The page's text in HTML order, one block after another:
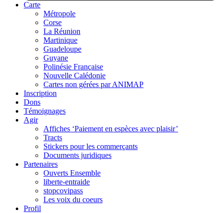
Carte
Métropole
Corse
La Réunion
Martinique
Guadeloupe
Guyane
Polinésie Française
Nouvelle Calédonie
Cartes non gérées par ANIMAP
Inscription
Dons
Témoignages
Agir
Affiches ‘Paiement en espèces avec plaisir’
Tracts
Stickers pour les commerçants
Documents juridiques
Partenaires
Ouverts Ensemble
liberte-entraide
stopcovipass
Les voix du coeurs
Profil